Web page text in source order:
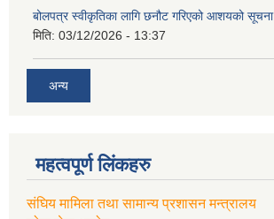
बोलपत्र स्वीकृतिका लागि छनौट गरिएको आशयको सूचना
मिति: 03/12/2026 - 13:37
अन्य
महत्वपूर्ण लिंकहरु
संघिय मामिला तथा सामान्य प्रशासन मन्त्रालय